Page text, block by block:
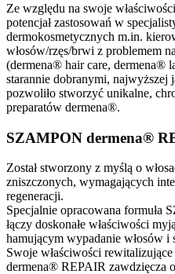
Ze względu na swoje
potencjał zastosowań w
dermokosmetycznych m.in.
włosów/rzęs/brwi z problemem
(dermena® hair care, dermena®
starannie dobranymi, najwyższej
pozwoliło stworzyć unikalne,
preparatów dermena®.
SZAMPON dermena®
Został stworzony z myślą o
zniszczonych, wymagających
regeneracji.
Specjalnie opracowana formuła
łączy doskonałe właściwości
hamującym wypadanie włosów
Swoje właściwości
dermena® REPAIR zawdzięcza